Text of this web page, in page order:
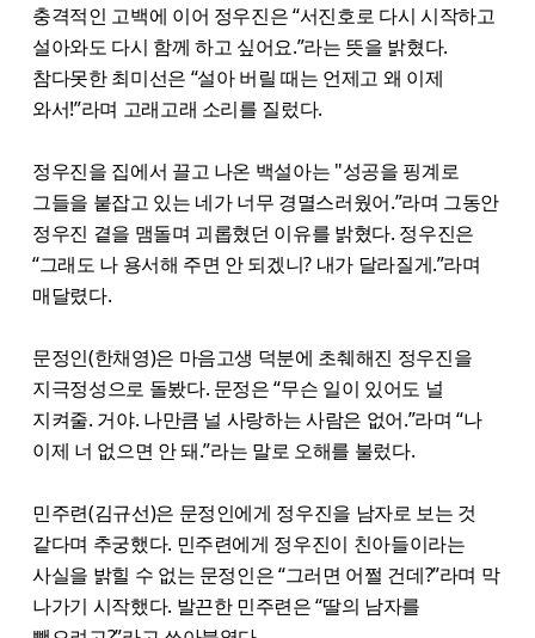
충격적인 고백에 이어 정우진은 “서진호로 다시 시작하고
설아와도 다시 함께 하고 싶어요.”라는 뜻을 밝혔다.
참다못한 최미선은 “설아 버릴 때는 언제고 왜 이제
와서!”라며 고래고래 소리를 질렀다.
정우진을 집에서 끌고 나온 백설아는 "성공을 핑계로
그들을 붙잡고 있는 네가 너무 경멸스러웠어.”라며 그동안
정우진 곁을 맴돌며 괴롭혔던 이유를 밝혔다. 정우진은
“그래도 나 용서해 주면 안 되겠니? 내가 달라질게.”라며
매달렸다.
문정인(한채영)은 마음고생 덕분에 초췌해진 정우진을
지극정성으로 돌봤다. 문정은 “무슨 일이 있어도 널
지켜줄. 거야. 나만큼 널 사랑하는 사람은 없어.”라며 “나
이제 너 없으면 안 돼.”라는 말로 오해를 불렀다.
민주련(김규선)은 문정인에게 정우진을 남자로 보는 것
같다며 추궁했다. 민주련에게 정우진이 친아들이라는
사실을 밝힐 수 없는 문정인은 “그러면 어쩔 건데?”라며 막
나가기 시작했다. 발끈한 민주련은 “딸의 남자를